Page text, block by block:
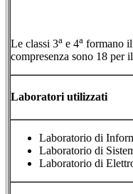
Le classi 3a e 4a formano
compresenza sono 18 per
Laboratori utilizzati
Laboratorio di
Laboratorio di
Laboratorio di